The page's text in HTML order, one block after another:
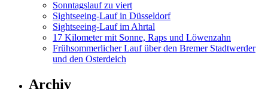
Sonntagslauf zu viert
Sightseeing-Lauf in Düsseldorf
Sightseeing-Lauf im Ahrtal
17 Kilometer mit Sonne, Raps und Löwenzahn
Frühsommerlicher Lauf über den Bremer Stadtwerder
und den Osterdeich
Archiv